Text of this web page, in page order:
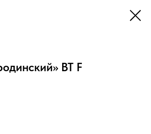
BT F